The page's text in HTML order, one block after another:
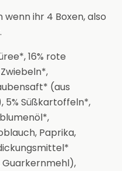
ihr 4 Boxen, also
16% rote
(aus
Süßkartoffeln*,
Paprika,